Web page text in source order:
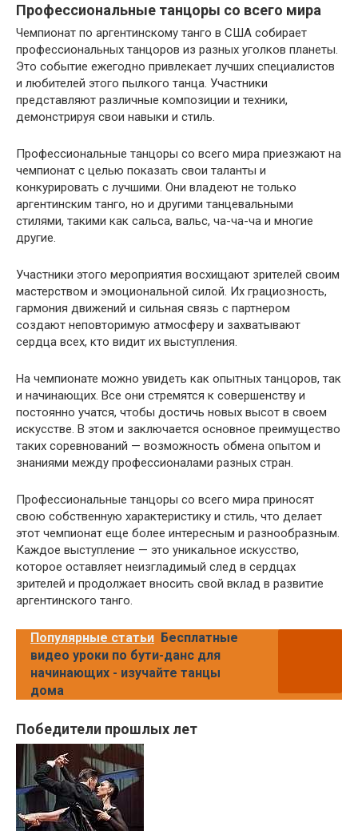
Профессиональные танцоры со всего мира
Чемпионат по аргентинскому танго в США собирает
профессиональных танцоров из разных уголков планеты.
Это событие ежегодно привлекает лучших специалистов
и любителей этого пылкого танца. Участники
представляют различные композиции и техники,
демонстрируя свои навыки и стиль.
Профессиональные танцоры со всего мира приезжают на
чемпионат с целью показать свои таланты и
конкурировать с лучшими. Они владеют не только
аргентинским танго, но и другими танцевальными
стилями, такими как сальса, вальс, ча-ча-ча и многие
другие.
Участники этого мероприятия восхищают зрителей своим
мастерством и эмоциональной силой. Их грациозность,
гармония движений и сильная связь с партнером
создают неповторимую атмосферу и захватывают
сердца всех, кто видит их выступления.
На чемпионате можно увидеть как опытных танцоров, так
и начинающих. Все они стремятся к совершенству и
постоянно учатся, чтобы достичь новых высот в своем
искусстве. В этом и заключается основное преимущество
таких соревнований — возможность обмена опытом и
знаниями между профессионалами разных стран.
Профессиональные танцоры со всего мира приносят
свою собственную характеристику и стиль, что делает
этот чемпионат еще более интересным и разнообразным.
Каждое выступление — это уникальное искусство,
которое оставляет неизгладимый след в сердцах
зрителей и продолжает вносить свой вклад в развитие
аргентинского танго.
Популярные статьи Бесплатные
видео уроки по бути-данс для
начинающих - изучайте танцы
дома
Победители прошлых лет